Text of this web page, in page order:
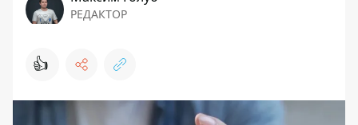
РЕДАКТОР
👍